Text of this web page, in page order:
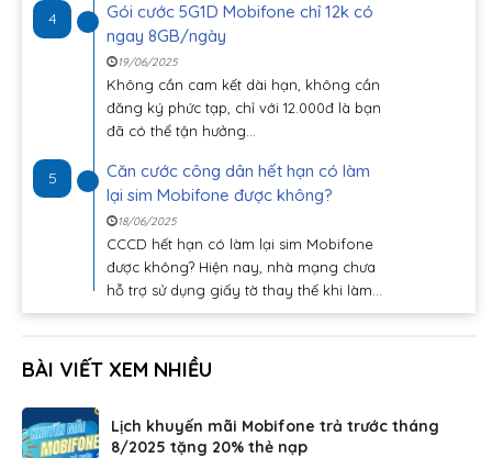
4
Gói cước 5G1D Mobifone chỉ 12k có
ngay 8GB/ngày
19/06/2025
Không cần cam kết dài hạn, không cần
đăng ký phức tạp, chỉ với 12.000đ là bạn
đã có thể tận hưởng...
5
Căn cước công dân hết hạn có làm
lại sim Mobifone được không?
18/06/2025
CCCD hết hạn có làm lại sim Mobifone
được không? Hiện nay, nhà mạng chưa
hỗ trợ sử dụng giấy tờ thay thế khi làm...
BÀI VIẾT XEM NHIỀU
Lịch khuyến mãi Mobifone trả trước tháng
8/2025 tặng 20% thẻ nạp